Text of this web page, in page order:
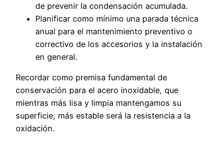
de prevenir la condensación acumulada.
Planificar como mínimo una parada técnica
anual para el mantenimiento preventivo o
correctivo de los accesorios y la instalación
en general.
Recordar como premisa fundamental de
conservación para el acero inoxidable, que
mientras más lisa y limpia mantengamos su
superficie, más estable será la resistencia a la
oxidación.